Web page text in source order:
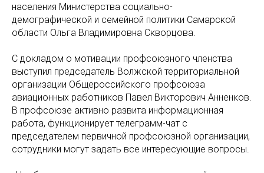
населения Министерства социально-
демографической и семейной политики Самарской
области Ольга Владимировна Скворцова.
С докладом о мотивации профсоюзного членства
выступил председатель Волжской территориальной
организации Общероссийского профсоюза
авиационных работников Павел Викторович Анненков.
В профсоюзе активно развита информационная
работа, функционирует телеграмм-чат с
председателем первичной профсоюзной организации,
сотрудники могут задать все интересующие вопросы.